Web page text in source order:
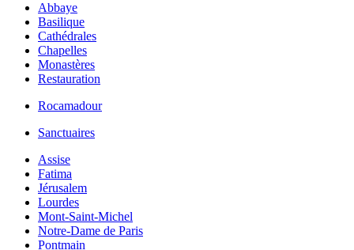
Abbaye
Basilique
Cathédrales
Chapelles
Monastères
Restauration
Rocamadour
Sanctuaires
Assise
Fatima
Jérusalem
Lourdes
Mont-Saint-Michel
Notre-Dame de Paris
Pontmain